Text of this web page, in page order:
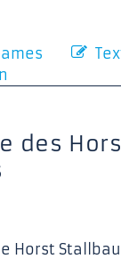
des
Horst